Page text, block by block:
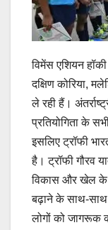
विमेंस एशियन
दक्षिण कोरिया,
ले रही हैं।
प्रतियोगिता के
इसलिए ट्रॉफी
है। ट्रॉफी गौरव
विकास और खेल के
बढ़ाने के साथ-साथ
लोगों को जागरूक